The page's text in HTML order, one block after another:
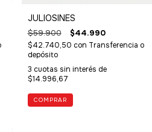
JULIOSINES
$59.900 $44.990
$42.740,50 con Transferencia o
depósito
3 cuotas sin interés de
$14.996,67
COMPRAR